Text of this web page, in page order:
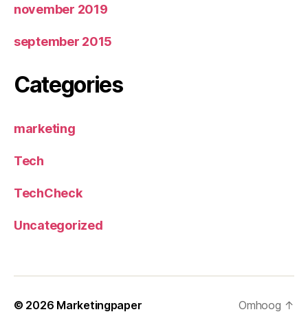
november 2019
september 2015
Categories
marketing
Tech
TechCheck
Uncategorized
© 2026 Marketingpaper Omhoog ↑